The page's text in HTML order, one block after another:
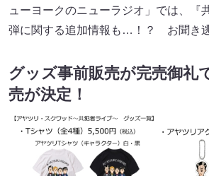
ューヨークのニューラジオ」では、『
弾に関する追加情報も…！？ お聞き逃
グッズ事前販売が完売御礼
売が決定！